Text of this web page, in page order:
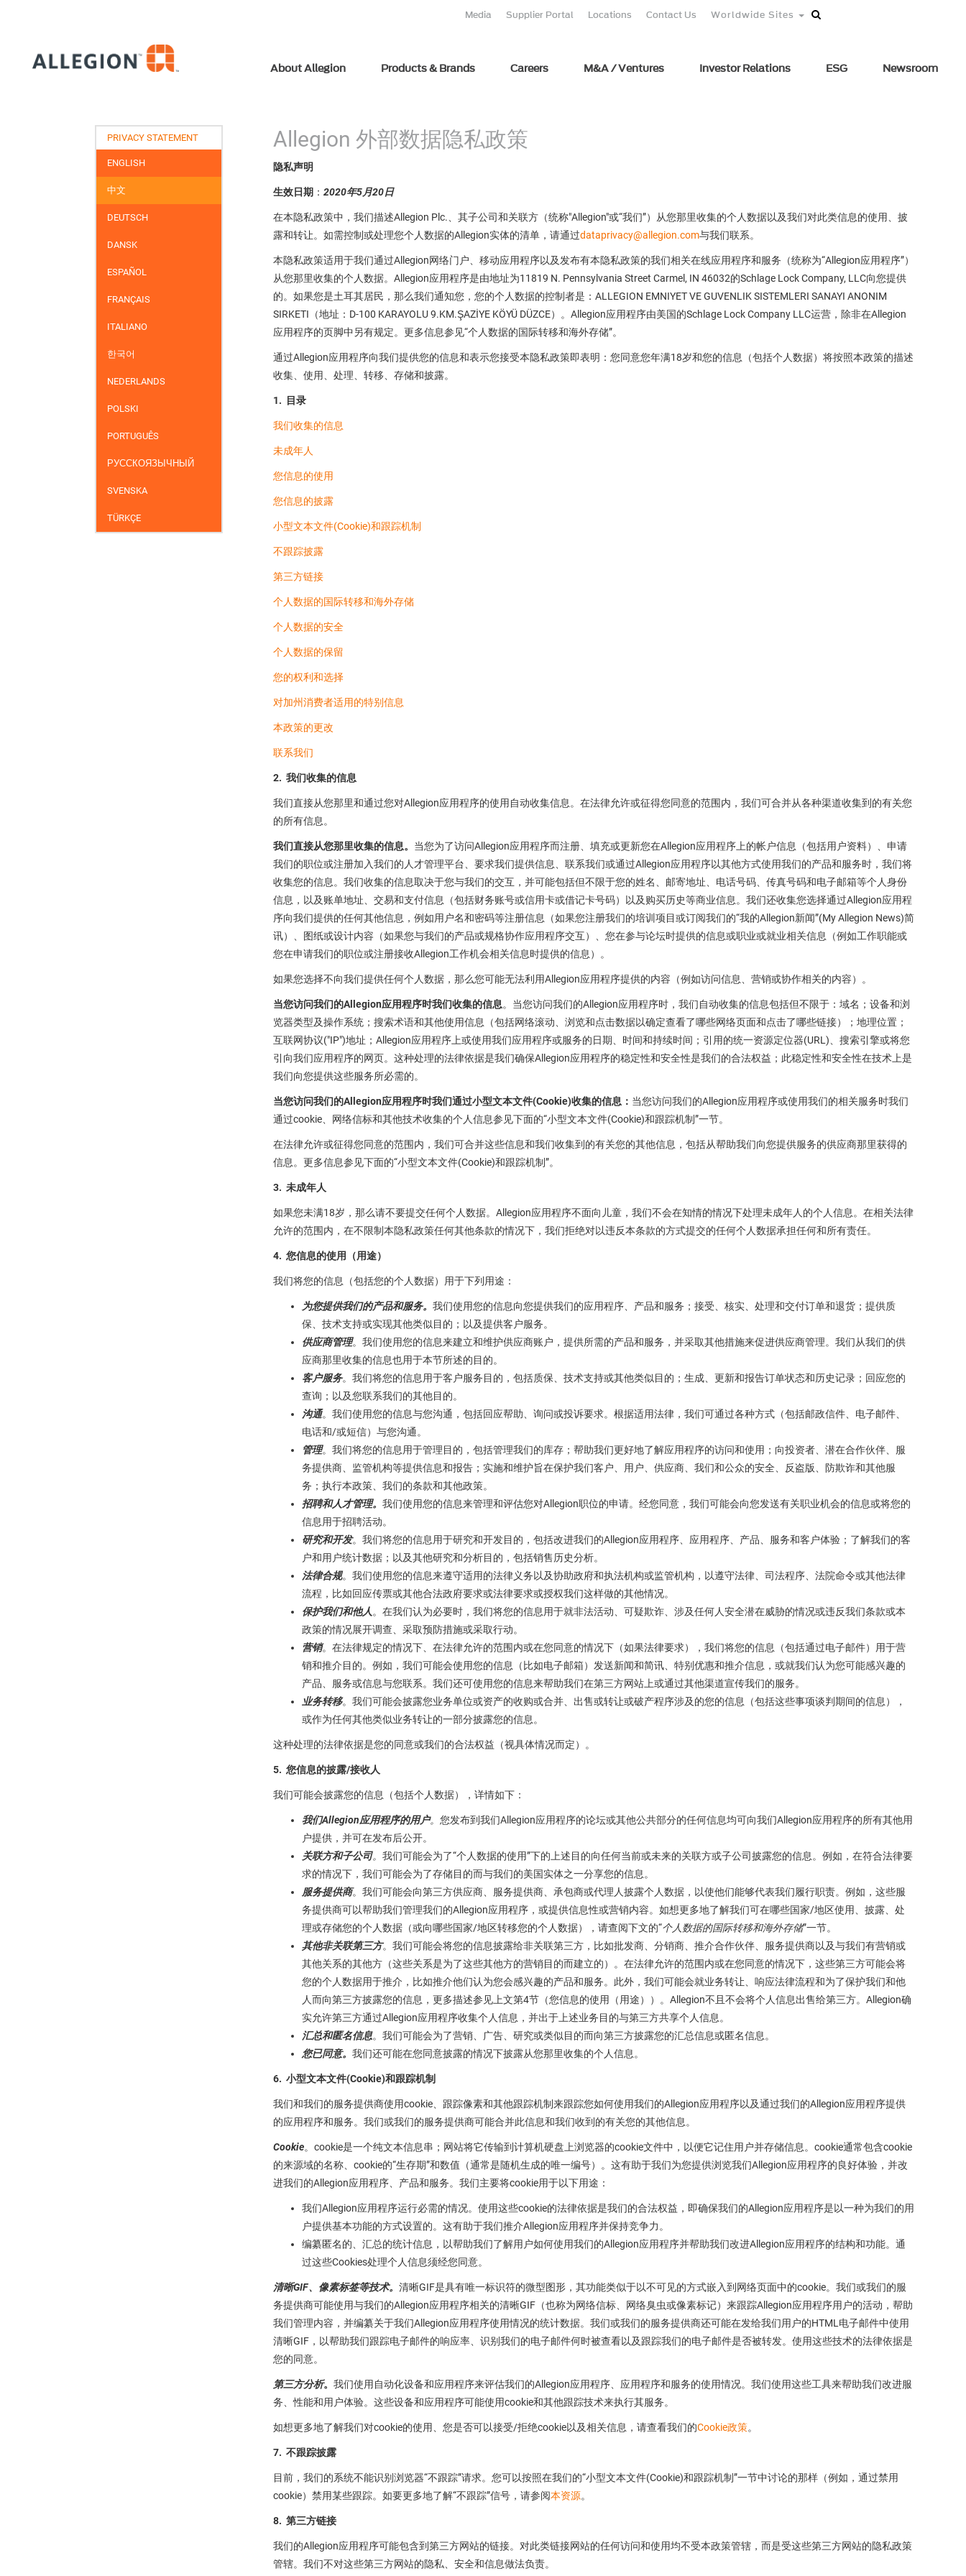
Media Supplier Portal Locations Contact Us Worldwide Sites
About Allegion Products & Brands Careers M&A / Ventures Investor Relations ESG Newsroom
PRIVACY STATEMENT
ENGLISH
中文
DEUTSCH
DANSK
ESPAÑOL
FRANÇAIS
ITALIANO
한국어
NEDERLANDS
POLSKI
PORTUGUÊS
РУССКОЯЗЫЧНЫЙ
SVENSKA
TÜRKÇE
Allegion 外部数据隐私政策
隐私声明
生效日期 ： 2020年5月20日
在本隐私政策中，我们描述Allegion Plc.、其子公司和关联方（统称"Allegion"或“我们”）从您那里收集的个人数据以及我们对此类信息的使用、披
露和转让。如需控制或处理您个人数据的Allegion实体的清单，请通过dataprivacy@allegion.com与我们联系。
本隐私政策适用于我们通过Allegion网络门户、移动应用程序以及发布有本隐私政策的我们相关在线应用程序和服务（统称为“Allegion应用程序”）
从您那里收集的个人数据。Allegion应用程序是由地址为11819 N. Pennsylvania Street Carmel, IN 46032的Schlage Lock Company, LLC向您提供
的。如果您是土耳其居民，那么我们通知您，您的个人数据的控制者是：ALLEGION EMNIYET VE GUVENLIK SISTEMLERI SANAYI ANONIM
SIRKETI（地址：D-100 KARAYOLU 9.KM.ŞAZİYE KÖYÜ DÜZCE）。Allegion应用程序由美国的Schlage Lock Company LLC运营，除非在Allegion
应用程序的页脚中另有规定。更多信息参见“个人数据的国际转移和海外存储”。
通过Allegion应用程序向我们提供您的信息和表示您接受本隐私政策即表明：您同意您年满18岁和您的信息（包括个人数据）将按照本政策的描述
收集、使用、处理、转移、存储和披露。
1. 目录
我们收集的信息
未成年人
您信息的使用
您信息的披露
小型文本文件(Cookie)和跟踪机制
不跟踪披露
第三方链接
个人数据的国际转移和海外存储
个人数据的安全
个人数据的保留
您的权利和选择
对加州消费者适用的特别信息
本政策的更改
联系我们
2. 我们收集的信息
我们直接从您那里和通过您对Allegion应用程序的使用自动收集信息。在法律允许或征得您同意的范围内，我们可合并从各种渠道收集到的有关您
的所有信息。
我们直接从您那里收集的信息。 当您为了访问Allegion应用程序而注册、填充或更新您在Allegion应用程序上的帐户信息（包括用户资料）、申请
我们的职位或注册加入我们的人才管理平台、要求我们提供信息、联系我们或通过Allegion应用程序以其他方式使用我们的产品和服务时，我们将
收集您的信息。我们收集的信息取决于您与我们的交互，并可能包括但不限于您的姓名、邮寄地址、电话号码、传真号码和电子邮箱等个人身份
信息，以及账单地址、交易和支付信息（包括财务账号或信用卡或借记卡号码）以及购买历史等商业信息。我们还收集您选择通过Allegion应用程
序向我们提供的任何其他信息，例如用户名和密码等注册信息（如果您注册我们的培训项目或订阅我们的“我的Allegion新闻”(My Allegion News)简
讯）、图纸或设计内容（如果您与我们的产品或规格协作应用程序交互）、您在参与论坛时提供的信息或职业或就业相关信息（例如工作职能或
您在申请我们的职位或注册接收Allegion工作机会相关信息时提供的信息）。
如果您选择不向我们提供任何个人数据，那么您可能无法利用Allegion应用程序提供的内容（例如访问信息、营销或协作相关的内容）。
当您访问我们的Allegion应用程序时我们收集的信息。当您访问我们的Allegion应用程序时，我们自动收集的信息包括但不限于：域名；设备和浏
览器类型及操作系统；搜索术语和其他使用信息（包括网络滚动、浏览和点击数据以确定查看了哪些网络页面和点击了哪些链接）；地理位置；
互联网协议("IP")地址；Allegion应用程序上或使用我们应用程序或服务的日期、时间和持续时间；引用的统一资源定位器(URL)、搜索引擎或将您
引向我们应用程序的网页。这种处理的法律依据是我们确保Allegion应用程序的稳定性和安全性是我们的合法权益；此稳定性和安全性在技术上是
我们向您提供这些服务所必需的。
当您访问我们的Allegion应用程序时我们通过小型文本文件(Cookie)收集的信息： 当您访问我们的Allegion应用程序或使用我们的相关服务时我们
通过cookie、网络信标和其他技术收集的个人信息参见下面的“小型文本文件(Cookie)和跟踪机制”一节。
在法律允许或征得您同意的范围内，我们可合并这些信息和我们收集到的有关您的其他信息，包括从帮助我们向您提供服务的供应商那里获得的
信息。更多信息参见下面的“小型文本文件(Cookie)和跟踪机制”。
3. 未成年人
如果您未满18岁，那么请不要提交任何个人数据。Allegion应用程序不面向儿童，我们不会在知情的情况下处理未成年人的个人信息。在相关法律
允许的范围内，在不限制本隐私政策任何其他条款的情况下，我们拒绝对以违反本条款的方式提交的任何个人数据承担任何和所有责任。
4. 您信息的使用（用途）
我们将您的信息（包括您的个人数据）用于下列用途：
为您提供我们的产品和服务。 我们使用您的信息向您提供我们的应用程序、产品和服务；接受、核实、处理和交付订单和退货；提供质
保、技术支持或实现其他类似目的；以及提供客户服务。
供应商管理。我们使用您的信息来建立和维护供应商账户，提供所需的产品和服务，并采取其他措施来促进供应商管理。我们从我们的供
应商那里收集的信息也用于本节所述的目的。
客户服务。我们将您的信息用于客户服务目的，包括质保、技术支持或其他类似目的；生成、更新和报告订单状态和历史记录；回应您的
查询；以及您联系我们的其他目的。
沟通。我们使用您的信息与您沟通，包括回应帮助、询问或投诉要求。根据适用法律，我们可通过各种方式（包括邮政信件、电子邮件、
电话和/或短信）与您沟通。
管理。我们将您的信息用于管理目的，包括管理我们的库存；帮助我们更好地了解应用程序的访问和使用；向投资者、潜在合作伙伴、服
务提供商、监管机构等提供信息和报告；实施和维护旨在保护我们客户、用户、供应商、我们和公众的安全、反盗版、防欺诈和其他服
务；执行本政策、我们的条款和其他政策。
招聘和人才管理。 我们使用您的信息来管理和评估您对Allegion职位的申请。经您同意，我们可能会向您发送有关职业机会的信息或将您的
信息用于招聘活动。
研究和开发。我们将您的信息用于研究和开发目的，包括改进我们的Allegion应用程序、应用程序、产品、服务和客户体验；了解我们的客
户和用户统计数据；以及其他研究和分析目的，包括销售历史分析。
法律合规。我们使用您的信息来遵守适用的法律义务以及协助政府和执法机构或监管机构，以遵守法律、司法程序、法院命令或其他法律
流程，比如回应传票或其他合法政府要求或法律要求或授权我们这样做的其他情况。
保护我们和他人 。在我们认为必要时，我们将您的信息用于就非法活动、可疑欺诈、涉及任何人安全潜在威胁的情况或违反我们条款或本
政策的情况展开调查、采取预防措施或采取行动。
营销。在法律规定的情况下、在法律允许的范围内或在您同意的情况下（如果法律要求），我们将您的信息（包括通过电子邮件）用于营
销和推介目的。例如，我们可能会使用您的信息（比如电子邮箱）发送新闻和简讯、特别优惠和推介信息，或就我们认为您可能感兴趣的
产品、服务或信息与您联系。我们还可使用您的信息来帮助我们在第三方网站上或通过其他渠道宣传我们的服务。
业务转移。我们可能会披露您业务单位或资产的收购或合并、出售或转让或破产程序涉及的您的信息（包括这些事项谈判期间的信息），
或作为任何其他类似业务转让的一部分披露您的信息。
这种处理的法律依据是您的同意或我们的合法权益（视具体情况而定）。
5. 您信息的披露/接收人
我们可能会披露您的信息（包括个人数据），详情如下：
我们Allegion应用程序的用户。 您发布到我们Allegion应用程序的论坛或其他公共部分的任何信息均可向我们Allegion应用程序的所有其他用
户提供，并可在发布后公开。
关联方和子公司。 我们可能会为了“个人数据的使用”下的上述目的向任何当前或未来的关联方或子公司披露您的信息。例如，在符合法律要
求的情况下，我们可能会为了存储目的而与我们的美国实体之一分享您的信息。
服务提供商。我们可能会向第三方供应商、服务提供商、承包商或代理人披露个人数据，以使他们能够代表我们履行职责。例如，这些服
务提供商可以帮助我们管理我们的Allegion应用程序，或提供信息性或营销内容。如想更多地了解我们可在哪些国家/地区使用、披露、处
理或存储您的个人数据（或向哪些国家/地区转移您的个人数据），请查阅下文的“个人数据的国际转移和海外存储”一节。
其他非关联第三方。我们可能会将您的信息披露给非关联第三方，比如批发商、分销商、推介合作伙伴、服务提供商以及与我们有营销或
其他关系的其他方（这些关系是为了这些其他方的营销目的而建立的）。在法律允许的范围内或在您同意的情况下，这些第三方可能会将
您的个人数据用于推介，比如推介他们认为您会感兴趣的产品和服务。此外，我们可能会就业务转让、响应法律流程和为了保护我们和他
人而向第三方披露您的信息，更多描述参见上文第4节（您信息的使用（用途））。Allegion不且不会将个人信息出售给第三方。Allegion确
实允许第三方通过Allegion应用程序收集个人信息，并出于上述业务目的与第三方共享个人信息。
汇总和匿名信息。我们可能会为了营销、广告、研究或类似目的而向第三方披露您的汇总信息或匿名信息。
您已同意。 我们还可能在您同意披露的情况下披露从您那里收集的个人信息。
6. 小型文本文件(Cookie)和跟踪机制
我们和我们的服务提供商使用cookie、跟踪像素和其他跟踪机制来跟踪您如何使用我们的Allegion应用程序以及通过我们的Allegion应用程序提供
的应用程序和服务。我们或我们的服务提供商可能合并此信息和我们收到的有关您的其他信息。
Cookie。cookie是一个纯文本信息串；网站将它传输到计算机硬盘上浏览器的cookie文件中，以便它记住用户并存储信息。cookie通常包含cookie
的来源域的名称、cookie的“生存期”和数值（通常是随机生成的唯一编号）。这有助于我们为您提供浏览我们Allegion应用程序的良好体验，并改
进我们的Allegion应用程序、产品和服务。我们主要将cookie用于以下用途：
我们Allegion应用程序运行必需的情况。使用这些cookie的法律依据是我们的合法权益，即确保我们的Allegion应用程序是以一种为我们的用
户提供基本功能的方式设置的。这有助于我们推介Allegion应用程序并保持竞争力。
编纂匿名的、汇总的统计信息，以帮助我们了解用户如何使用我们的Allegion应用程序并帮助我们改进Allegion应用程序的结构和功能。通
过这些Cookies处理个人信息须经您同意。
清晰GIF、像素标签等技术。 清晰GIF是具有唯一标识符的微型图形，其功能类似于以不可见的方式嵌入到网络页面中的cookie。我们或我们的服
务提供商可能使用与我们的Allegion应用程序相关的清晰GIF（也称为网络信标、网络臭虫或像素标记）来跟踪Allegion应用程序用户的活动，帮助
我们管理内容，并编纂关于我们Allegion应用程序使用情况的统计数据。我们或我们的服务提供商还可能在发给我们用户的HTML电子邮件中使用
清晰GIF，以帮助我们跟踪电子邮件的响应率、识别我们的电子邮件何时被查看以及跟踪我们的电子邮件是否被转发。使用这些技术的法律依据是
您的同意。
第三方分析。 我们使用自动化设备和应用程序来评估我们的Allegion应用程序、应用程序和服务的使用情况。我们使用这些工具来帮助我们改进服
务、性能和用户体验。这些设备和应用程序可能使用cookie和其他跟踪技术来执行其服务。
如想更多地了解我们对cookie的使用、您是否可以接受/拒绝cookie以及相关信息，请查看我们的Cookie政策。
7. 不跟踪披露
目前，我们的系统不能识别浏览器“不跟踪”请求。您可以按照在我们的“小型文本文件(Cookie)和跟踪机制”一节中讨论的那样（例如，通过禁用
cookie）禁用某些跟踪。如要更多地了解“不跟踪”信号，请参阅本资源。
8. 第三方链接
我们的Allegion应用程序可能包含到第三方网站的链接。对此类链接网站的任何访问和使用均不受本政策管辖，而是受这些第三方网站的隐私政策
管辖。我们不对这些第三方网站的隐私、安全和信息做法负责。